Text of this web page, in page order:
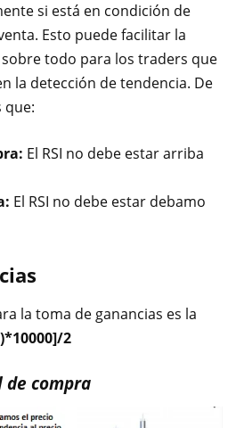
si está en condición de
Esto puede facilitar la
todo para los traders que
la detección de tendencia. De
que:
El RSI no debe estar arriba
El RSI no debe estar debamo
la toma de ganancias es la
2
de compra